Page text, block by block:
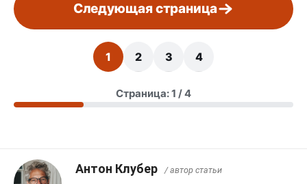
Следующая страница
1 2 3 4
Страница: 1 / 4
Антон Клубер / автор статьи